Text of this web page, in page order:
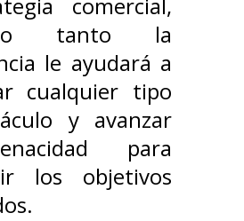
tanto la
le ayudará a
cualquier tipo
y avanzar
para
los objetivos